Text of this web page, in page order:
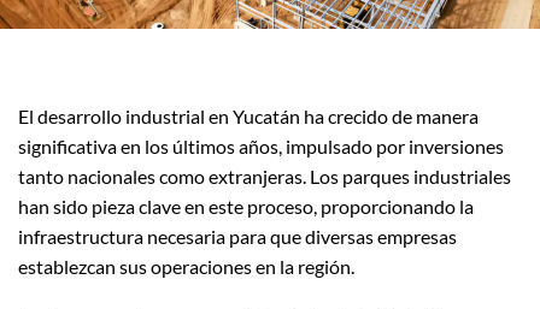
El desarrollo industrial en Yucatán ha crecido de manera
significativa en los últimos años, impulsado por inversiones
tanto nacionales como extranjeras. Los parques industriales
han sido pieza clave en este proceso, proporcionando la
infraestructura necesaria para que diversas empresas
establezcan sus operaciones en la región.